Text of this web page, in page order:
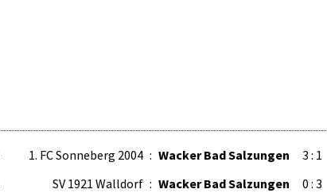
1. FC Sonneberg 2004 : Wacker Bad Salzungen 3 : 1
SV 1921 Walldorf : Wacker Bad Salzungen 0 : 3